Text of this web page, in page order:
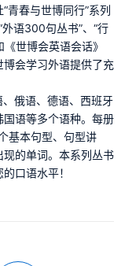
青春与世博同行”系列
语300句丛书”、“行
世博会英语会话》
会学习外语提供了充
俄语、德语、西班牙
语等多个语种。每册
基本句型、句型讲
的单词。本系列丛书
口语水平！